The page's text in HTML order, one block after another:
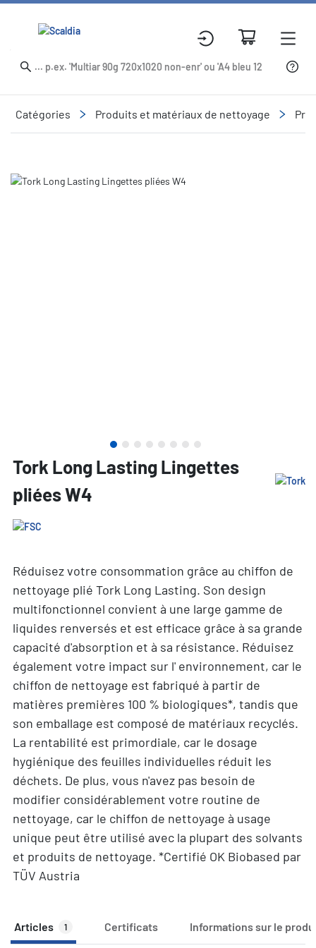
Catégories Produits et matériaux de nettoyage
Slide 1 of 8
Tork Long Lasting Lingettes
pliées W4
Réduisez votre consommation grâce au chiffon de
nettoyage plié Tork Long Lasting. Son design
multifonctionnel convient à une large gamme de
liquides renversés et est efficace grâce à sa grande
capacité d'absorption et à sa résistance. Réduisez
également votre impact sur l' environnement, car le
chiffon de nettoyage est fabriqué à partir de
matières premières 100 % biologiques*, tandis que
son emballage est composé de matériaux recyclés.
La rentabilité est primordiale, car le dosage
hygiénique des feuilles individuelles réduit les
déchets. De plus, vous n'avez pas besoin de
modifier considérablement votre routine de
nettoyage, car le chiffon de nettoyage à usage
unique peut être utilisé avec la plupart des solvants
et produits de nettoyage. *Certifié OK Biobased par
TÜV Austria
Articles 1 Certificats Informations sur le